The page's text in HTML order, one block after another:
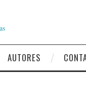
AUTORES